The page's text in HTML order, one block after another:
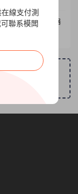
批量發文章生成器
線支付測
聯系模闆